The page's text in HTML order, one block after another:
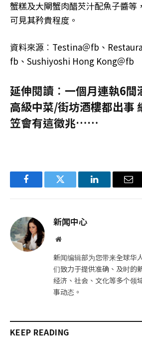
蟹糕及大閘蟹肉醋芡汁配魚子醬等
可見其矜貴程度。
資料來源︰Testina＠fb、
fb、Sushiyoshi Hong Kong＠fb
延伸閱讀︰一個月連執6間
高級中菜/街坊酒樓都出事
笠會有這徵兆……
FacebookTwitter LinkedIn电
新闻中心
网
新闻编辑部为您带来全球华
们致力于提供准确、及时的
经济、社会、文化等多个领
事动态。
KEEP READING